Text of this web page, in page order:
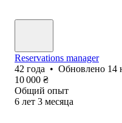
Reservations manager
42 года • Обновлено 14
10 000 ₴
Общий опыт
6 лет 3 месяца